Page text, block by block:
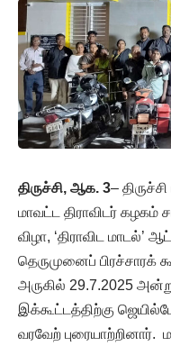
திருச்சி, ஆக. 3–
மாவட்ட திராவிடர் கழகம்
விழா, ‘திராவிட
தெருமுனைப் பிரச்சாரக்
அருகில் 29.7.2025
இக்கூட்டத்திற்கு
வரவேற்